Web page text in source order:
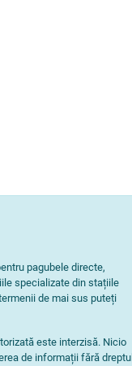
pagubele directe,
specializate din stațiile
de mai sus puteți
este interzisă. Nicio
de informații fără dreptul